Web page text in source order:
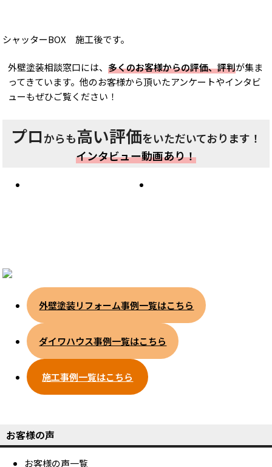
シャッターBOX 施工後です。
外壁塗装相談窓口には、多くのお客様からの評価、評判が集ま
ってきています。他のお客様から頂いたアンケートやインタビ
ューもぜひご覧ください！
プロからも高い評価をいただいております！
インタビュー動画あり！
外壁塗装リフォーム事例一覧はこちら
ダイワハウス事例一覧はこちら
施工事例一覧はこちら
お客様の声
お客様の声一覧